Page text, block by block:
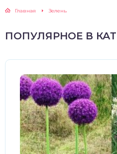
Главная Зелень
ПОПУЛЯРНОЕ В